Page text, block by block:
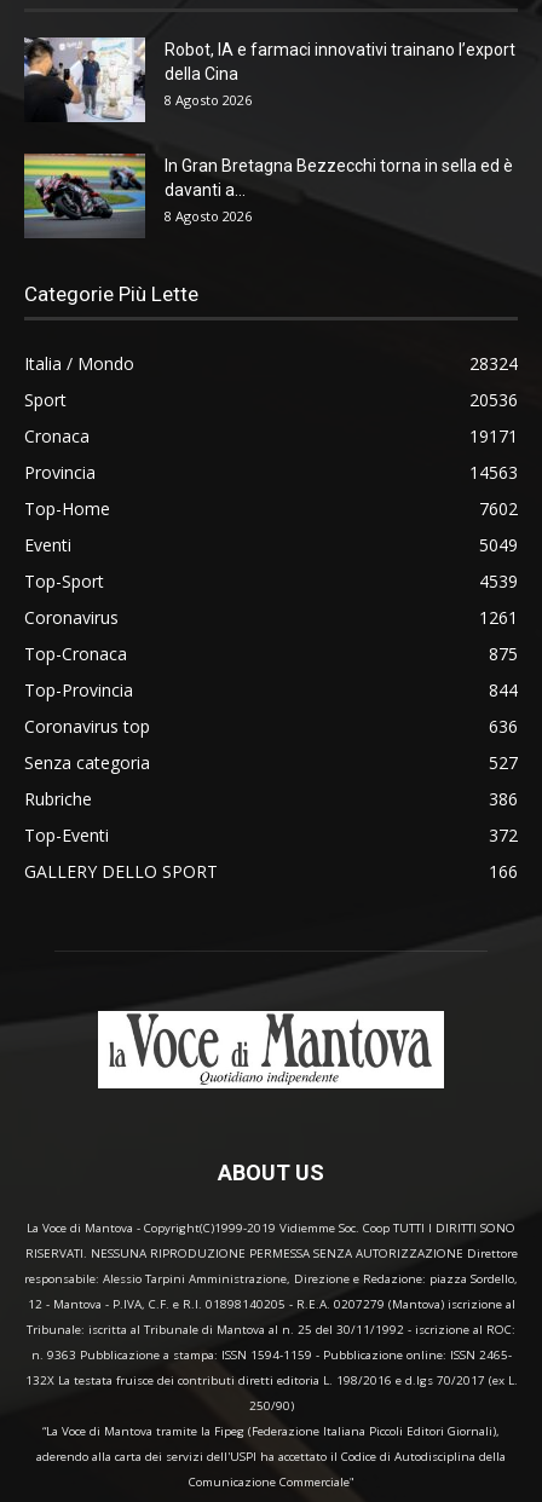
Robot, IA e farmaci innovativi trainano l’export
della Cina
8 Agosto 2026
In Gran Bretagna Bezzecchi torna in sella ed è
davanti a...
8 Agosto 2026
Categorie Più Lette
Italia / Mondo
28324
Sport
20536
Cronaca
19171
Provincia
14563
Top-Home
7602
Eventi
5049
Top-Sport
4539
Coronavirus
1261
Top-Cronaca
875
Top-Provincia
844
Coronavirus top
636
Senza categoria
527
Rubriche
386
Top-Eventi
372
GALLERY DELLO SPORT
166
ABOUT US
La Voce di Mantova - Copyright(C)1999-2019 Vidiemme Soc. Coop TUTTI I DIRITTI SONO
RISERVATI. NESSUNA RIPRODUZIONE PERMESSA SENZA AUTORIZZAZIONE Direttore
responsabile: Alessio Tarpini Amministrazione, Direzione e Redazione: piazza Sordello,
12 - Mantova - P.IVA, C.F. e R.I. 01898140205 - R.E.A. 0207279 (Mantova) iscrizione al
Tribunale: iscritta al Tribunale di Mantova al n. 25 del 30/11/1992 - iscrizione al ROC:
n. 9363 Pubblicazione a stampa: ISSN 1594-1159 - Pubblicazione online: ISSN 2465-
132X La testata fruisce dei contributi diretti editoria L. 198/2016 e d.lgs 70/2017 (ex L.
250/90)
“La Voce di Mantova tramite la Fipeg (Federazione Italiana Piccoli Editori Giornali),
aderendo alla carta dei servizi dell'USPI ha accettato il Codice di Autodisciplina della
Comunicazione Commerciale"